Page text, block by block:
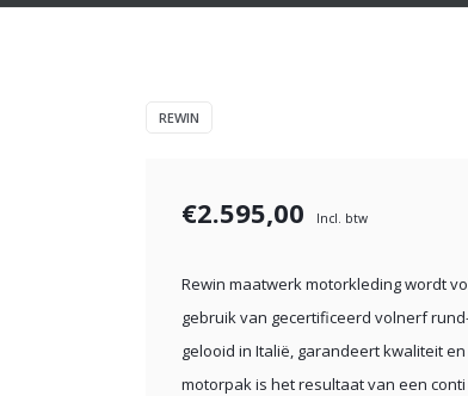
REWIN
€2.595,00 Incl. btw
Rewin maatwerk motorkleding wordt
gebruik van gecertificeerd volnerf
gelooid in Italië, garandeert kwaliteit
motorpak is het resultaat van een conti